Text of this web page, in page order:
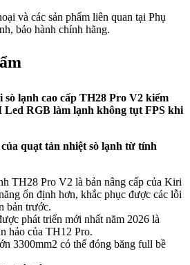
và các sản phẩm liên quan tại Phụ
bảo hành chính hãng.
sò lạnh cao cấp TH28 Pro V2 kiểm
Led RGB làm lạnh không tụt FPS khi
quạt tản nhiệt sò lạnh từ tính
TH28 Pro V2 là bản nâng cấp của Kiri
ổn định hơn, khắc phục được các lỗi
bản trước.
phát triển mới nhất năm 2026 là
hảo của TH12 Pro.
3300mm2 có thể đóng băng full bề